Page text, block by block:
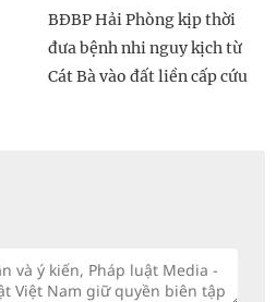
BĐBP Hải Phòng kịp thời
đưa bệnh nhi nguy kịch từ
Cát Bà vào đất liền cấp cứu